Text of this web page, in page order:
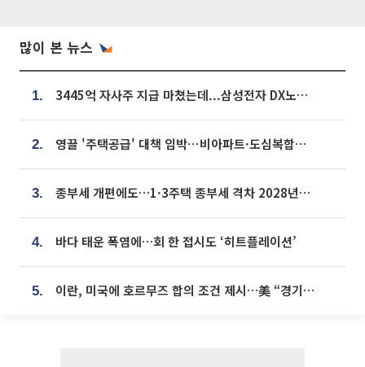
많이 본 뉴스
1. 3445억 자사주 지급 마쳤는데...삼성전자 DX노조, 뒤늦은 '떼쓰기 집회'
2. 영끌 '주택공급' 대책 임박⋯비아파트·도심복합까지 총동원
3. 종부세 개편에도…1·3주택 종부세 격차 2028년부터 확대
4. 바다 태운 폭염에…회 한 접시도 ‘히트플레이션’
5. 이란, 미국에 호르무즈 합의 조건 제시…美 “경기 아직 안 끝나” [종합]